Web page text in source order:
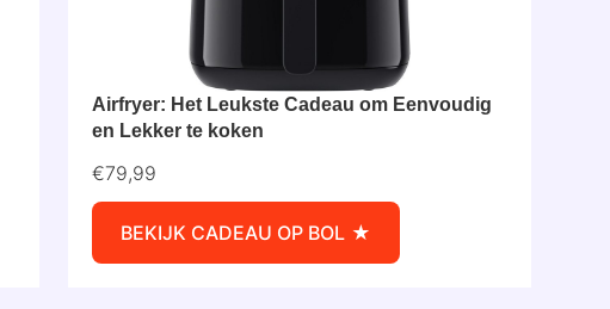
Airfryer: Het Leukste Cadeau om Eenvoudig
en Lekker te koken
€79,99
BEKIJK CADEAU OP BOL